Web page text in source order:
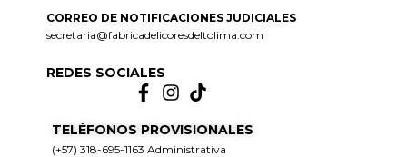
CORREO DE NOTIFICACIONES JUDICIALES
secretaria@fabricadelicoresdeltolima.com
REDES SOCIALES
TELÉFONOS PROVISIONALES
(+57) 318-695-1163 Administrativa